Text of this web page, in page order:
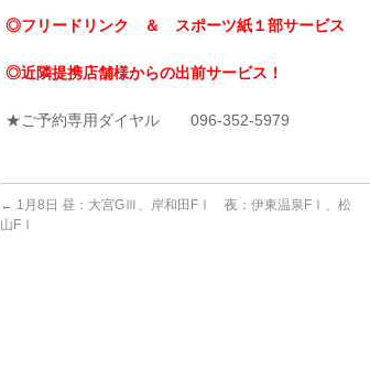
◎フリードリンク ＆ スポーツ紙１部サービス
◎近隣提携店舗様からの出前サービス！
★ご予約専用ダイヤル 096-352-5979
← 1月8日 昼：大宮GⅢ、岸和田FⅠ 夜：伊東温泉FⅠ、松
山FⅠ